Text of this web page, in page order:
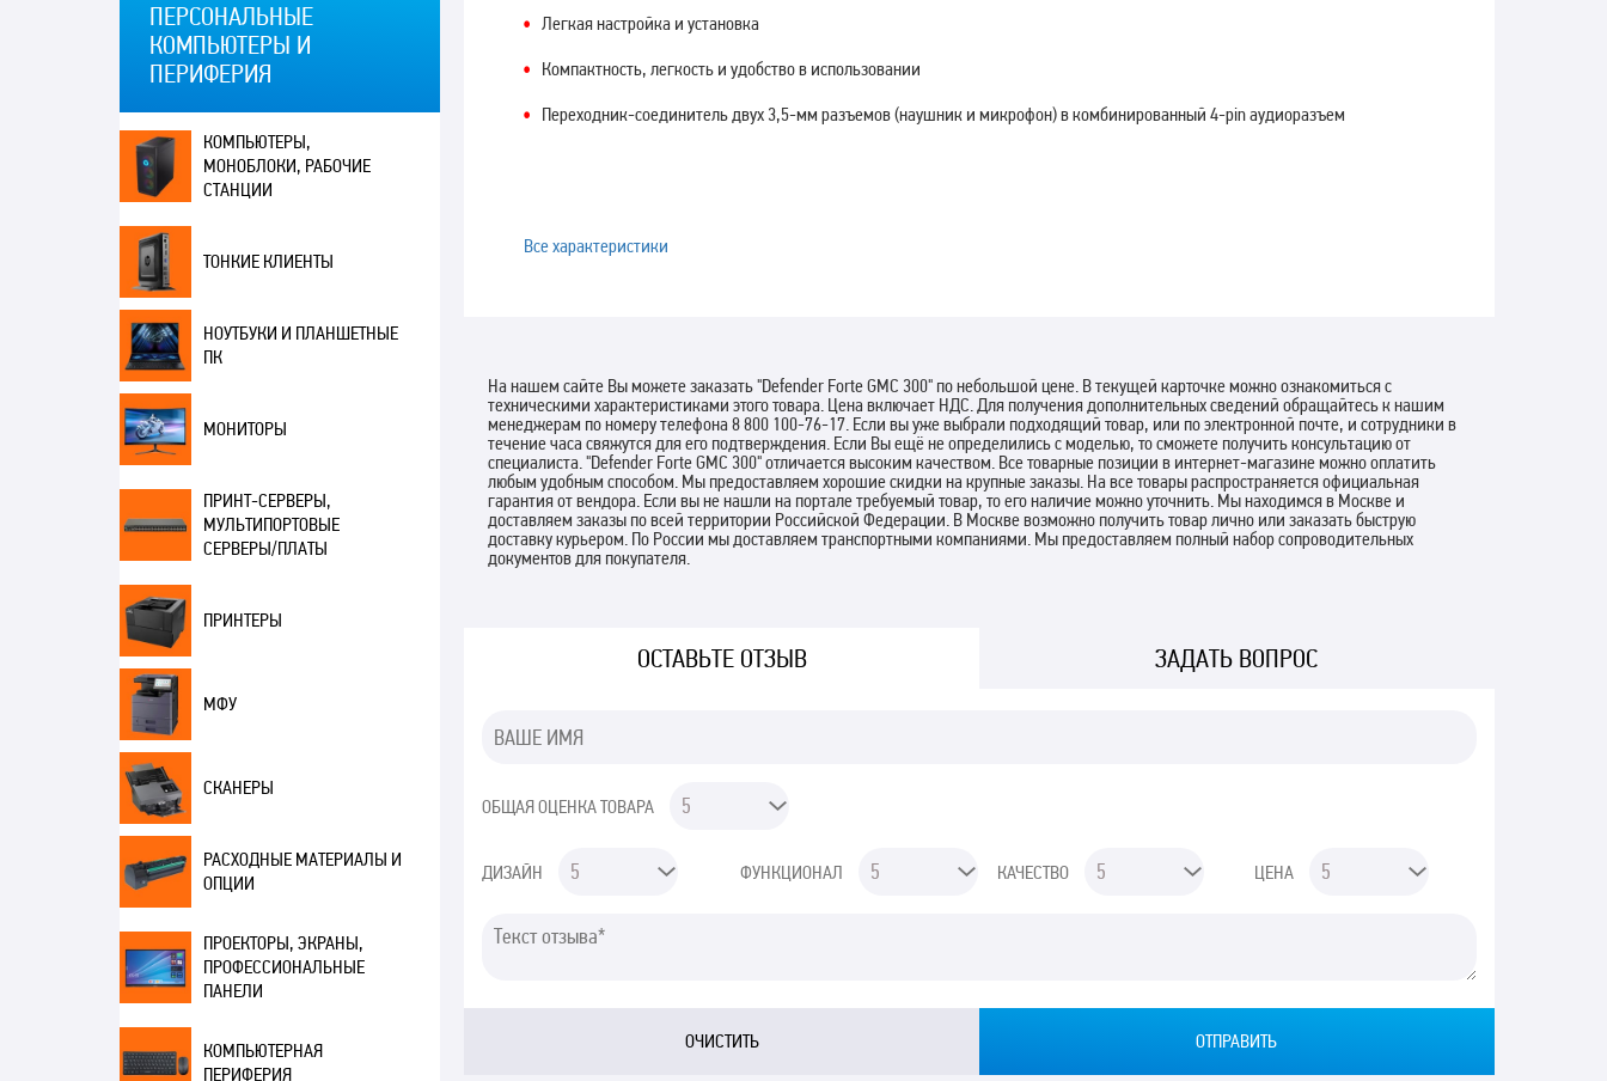
ПЕРСОНАЛЬНЫЕ
КОМПЬЮТЕРЫ И
ПЕРИФЕРИЯ
КОМПЬЮТЕРЫ,
МОНОБЛОКИ, РАБОЧИЕ
СТАНЦИИ
ТОНКИЕ КЛИЕНТЫ
НОУТБУКИ И ПЛАНШЕТНЫЕ
ПК
МОНИТОРЫ
ПРИНТ-СЕРВЕРЫ,
МУЛЬТИПОРТОВЫЕ
СЕРВЕРЫ/ПЛАТЫ
ПРИНТЕРЫ
МФУ
СКАНЕРЫ
РАСХОДНЫЕ МАТЕРИАЛЫ И
ОПЦИИ
ПРОЕКТОРЫ, ЭКРАНЫ,
ПРОФЕССИОНАЛЬНЫЕ
ПАНЕЛИ
КОМПЬЮТЕРНАЯ
ПЕРИФЕРИЯ
Легкая настройка и установка
Компактность, легкость и удобство в использовании
Переходник-соединитель двух 3,5-мм разъемов (наушник и микрофон) в комбинированный 4-pin аудиоразъем
Все характеристики
На нашем сайте Вы можете заказать "Defender Forte GMC 300" по небольшой цене. В текущей карточке можно ознакомиться с
техническими характеристиками этого товара. Цена включает НДС. Для получения дополнительных сведений обращайтесь к нашим
менеджерам по номеру телефона 8 800 100-76-17. Если вы уже выбрали подходящий товар, или по электронной почте, и сотрудники в
течение часа свяжутся для его подтверждения. Если Вы ещё не определились с моделью, то сможете получить консультацию от
специалиста. "Defender Forte GMC 300" отличается высоким качеством. Все товарные позиции в интернет-магазине можно оплатить
любым удобным способом. Мы предоставляем хорошие скидки на крупные заказы. На все товары распространяется официальная
гарантия от вендора. Если вы не нашли на портале требуемый товар, то его наличие можно уточнить. Мы находимся в Москве и
доставляем заказы по всей территории Российской Федерации. В Москве возможно получить товар лично или заказать быструю
доставку курьером. По России мы доставляем транспортными компаниями. Мы предоставляем полный набор сопроводительных
документов для покупателя.
ОСТАВЬТЕ ОТЗЫВ ЗАДАТЬ ВОПРОС
ОБЩАЯ ОЦЕНКА ТОВАРА
ДИЗАЙН ФУНКЦИОНАЛ КАЧЕСТВО ЦЕНА